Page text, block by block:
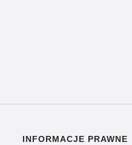
INFORMACJE PRAWNE